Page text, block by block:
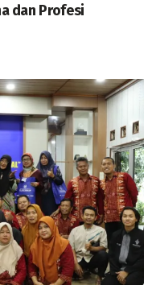
dan Profesi